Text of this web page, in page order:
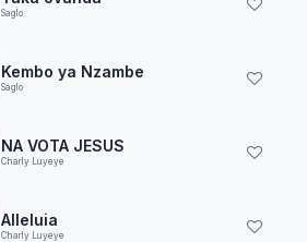
Saglo
Kembo ya Nzambe
Saglo
NA VOTA JESUS
Charly Luyeye
Alleluia
Charly Luyeye